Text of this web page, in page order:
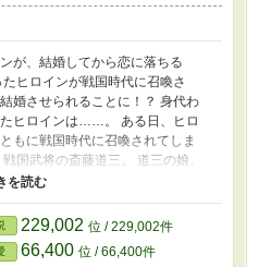
が、結婚してから恋に落ちる
ヒロインが戦国時代に召喚さ
婚させられることに！？ 身代わ
ヒロインは……。 ある日、ヒロ
もに戦国時代に召喚されてしま
国武将の斎藤道三。 道三の娘、
いうものによって、この世界に喚
は帰蝶の身代わりとして、美夜
兄、雪春を人質に取られ、美夜
戦国武将の織田信長に嫁ぐことに
229,002 位 / 229,002件
66,400 位 / 66,400件